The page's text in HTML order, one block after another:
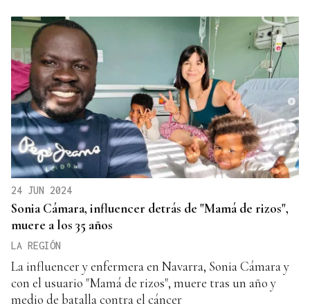
24 JUN 2024
Sonia Cámara, influencer detrás de "Mamá de rizos",
muere a los 35 años
LA REGIÓN
La influencer y enfermera en Navarra, Sonia Cámara y
con el usuario "Mamá de rizos", muere tras un año y
medio de batalla contra el cáncer